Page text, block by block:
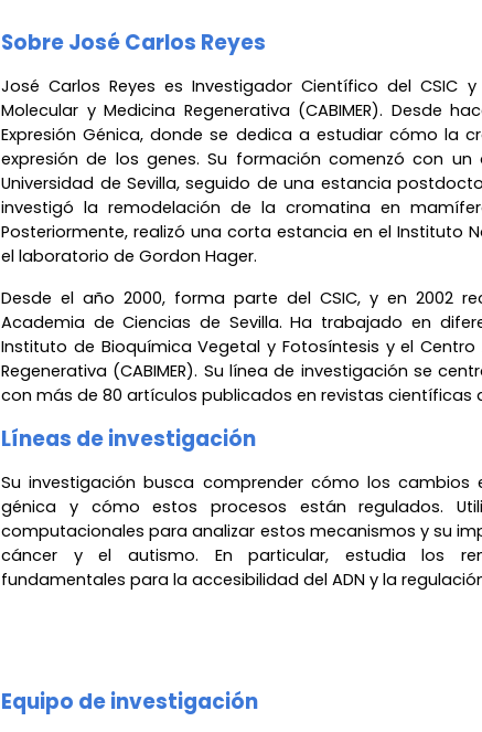
Sobre José Carlos Reyes
José Carlos Reyes es Investigador Científico del CSIC
Molecular y Medicina Regenerativa (CABIMER). Desde
Expresión Génica, donde se dedica a estudiar cómo la
expresión de los genes. Su formación comenzó con
Universidad de Sevilla, seguido de una estancia
investigó la remodelación de la cromatina en
Posteriormente, realizó una corta estancia en el Instituto
el laboratorio de Gordon Hager.
Desde el año 2000, forma parte del CSIC, y en 2002
Academia de Ciencias de Sevilla. Ha trabajado en
Instituto de Bioquímica Vegetal y Fotosíntesis y el
Regenerativa (CABIMER). Su línea de investigación se
con más de 80 artículos publicados en revistas científicas
Líneas de investigación
Su investigación busca comprender cómo los
génica y cómo estos procesos están regulados.
computacionales para analizar estos mecanismos y su
cáncer y el autismo. En particular, estudia los
fundamentales para la accesibilidad del ADN y la
Equipo de investigación